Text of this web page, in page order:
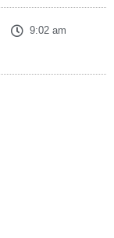
9:02 am